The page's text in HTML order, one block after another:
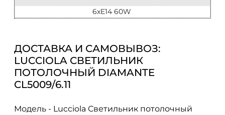
6xE14 60W
ДОСТАВКА И САМОВЫВОЗ:
LUCCIOLA СВЕТИЛЬНИК
ПОТОЛОЧНЫЙ DIAMANTE
CL5009/6.11
Модель - Lucciola Светильник потолочный